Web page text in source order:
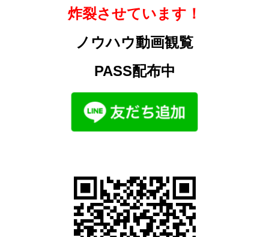
炸裂させています！
ノウハウ動画観覧
PASS配布中